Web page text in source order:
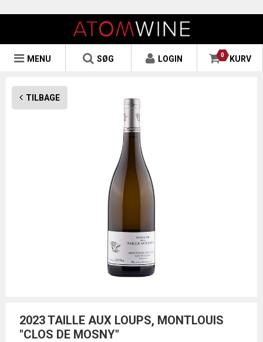
0 KURV
LOGIN
SØG
MENU
TILBAGE
2023 TAILLE AUX LOUPS, MONTLOUIS
"CLOS DE MOSNY"